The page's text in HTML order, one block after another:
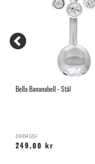
Bella Bananabell - Stål
DMB46SV
249,00 kr